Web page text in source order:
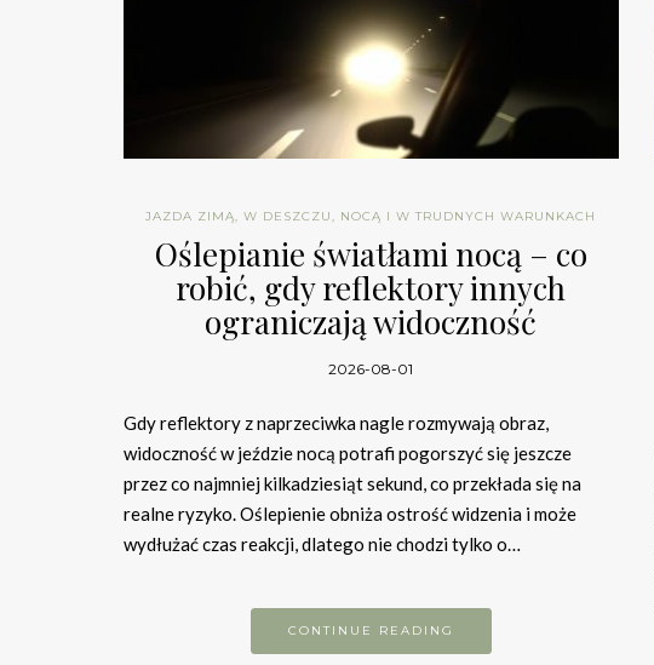
JAZDA ZIMĄ, W DESZCZU, NOCĄ I W TRUDNYCH WARUNKACH
Oślepianie światłami nocą – co
robić, gdy reflektory innych
ograniczają widoczność
2026-08-01
Gdy reflektory z naprzeciwka nagle rozmywają obraz,
widoczność w jeździe nocą potrafi pogorszyć się jeszcze
przez co najmniej kilkadziesiąt sekund, co przekłada się na
realne ryzyko. Oślepienie obniża ostrość widzenia i może
wydłużać czas reakcji, dlatego nie chodzi tylko o…
CONTINUE READING